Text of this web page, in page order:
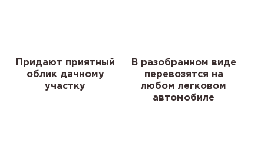
Придают приятный
облик дачному
участку
В разобранном виде
перевозятся на
любом легковом
автомобиле